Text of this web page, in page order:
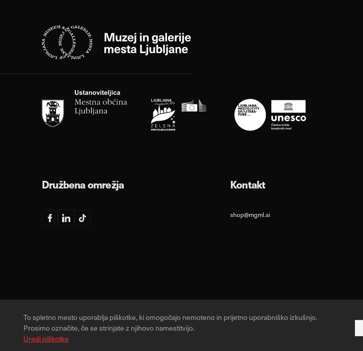
Družbena omrežja
Facebook
LinkedinTikTok
Kontakt
shop@mgml.si
Designed & Developed by
To spletno mesto uporablja piškotke, ki omogočajo nemoteno in prijetno uporabniško izkušnjo.
Prosimo označite, če se strinjate z njihovo namestitvijo.
Uredi piškotke